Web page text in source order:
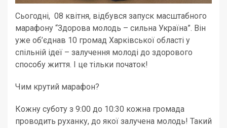
Сьогодні, 08 квітня, відбувся запуск масштабного
марафону “Здорова молодь – сильна Україна”. Він
уже об’єднав 10 громад Харківської області у
спільній ідеї – залучення молоді до здорового
способу життя. І це тільки початок!
Чим крутий марафон?
Кожну суботу з 9:00 до 10:30 кожна громада
проводить руханку, до якої залучена молодь! Такий